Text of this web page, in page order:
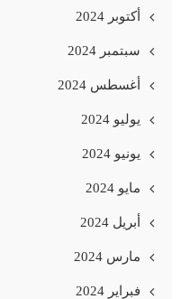
أكتوبر 2024
سبتمبر 2024
أغسطس 2024
يوليو 2024
يونيو 2024
مايو 2024
أبريل 2024
مارس 2024
فبراير 2024